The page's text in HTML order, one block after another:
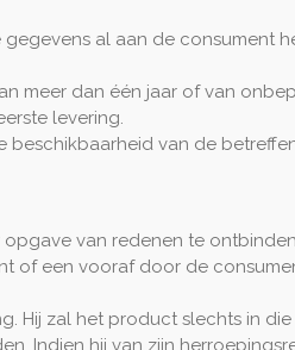
al aan de consument
meer dan één jaar of van
levering.
van de
van redenen te
of een vooraf door de
Hij zal het product slechts in
Indien hij van zijn